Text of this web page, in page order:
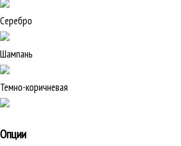
Серебро
Шампань
Темно-коричневая
Опции